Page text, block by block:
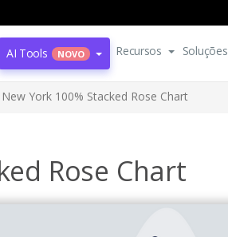
AI Tools NOVO Recursos Soluções
York 100% Stacked Rose Chart
Rose Chart